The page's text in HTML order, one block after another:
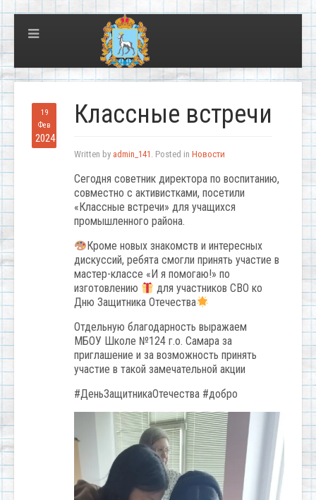
19
Фев
2024
Классные встречи
Written by admin_141 . Posted in Новости
Сегодня советник директора по воспитанию,
совместно с активистками, посетили
«Классные встречи» для учащихся
промышленного района.
Кроме новых знакомств и интересных
дискуссий, ребята смогли принять участие в
мастер-классе «И я помогаю!» по
изготовлению
для участников СВО ко
Дню Защитника Отечества
Отдельную благодарность выражаем
МБОУ Школе №124 г.о. Самара за
приглашение и за возможность принять
участие в такой замечательной акции
#ДеньЗащитникаОтечества #добро